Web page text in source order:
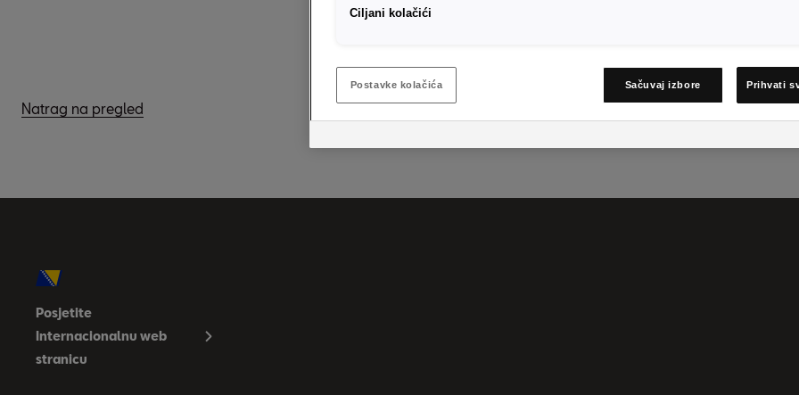
Natrag na pregled
Posjetite
Internacionalnu web
stranicu
Ciljani kolačići
Postavke kolačića Sačuvaj izbore Prihvati